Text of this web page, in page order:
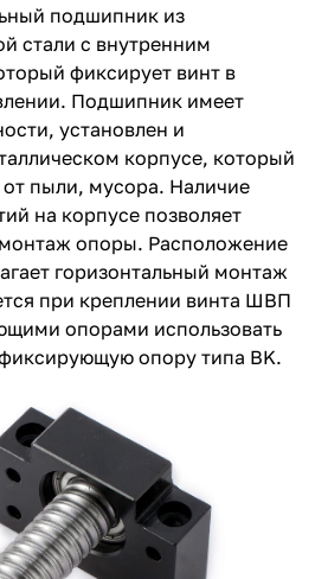
подшипник из
стали с внутренним
фиксирует винт в
Подшипник имеет
установлен и
корпусе, который
пыли, мусора. Наличие
на корпусе позволяет
опоры. Расположение
горизонтальный монтаж
при креплении винта ШВП
опорами использовать
опору типа BK.